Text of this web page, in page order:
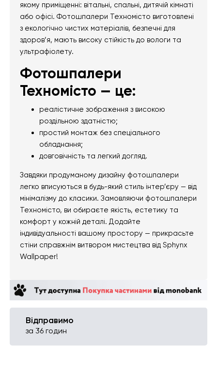
якому приміщенні: вітальні, спальні, дитячій кімнаті
або офісі. Фотошпалери Техномісто виготовлені
з екологічно чистих матеріалів, безпечні для
здоров’я, мають високу стійкість до вологи та
ультрафіолету.
Фотошпалери
Техномісто — це:
реалістичне зображення з високою
роздільною здатністю;
простий монтаж без спеціального
обладнання;
довговічність та легкий догляд.
Завдяки продуманому дизайну фотошпалери
легко вписуються в будь-який стиль інтер’єру — від
мінімалізму до класики. Замовляючи фотошпалери
Техномісто, ви обираєте якість, естетику та
комфорт у кожній деталі. Додайте
індивідуальності вашому простору — прикрасьте
стіни справжнім витвором мистецтва від Sphynx
Wallpaper!
Відправимо
за 36 годин